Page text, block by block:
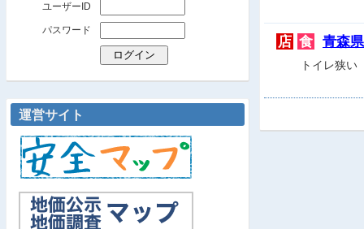
店 食 青森県
トイレ狭い
ユーザーID
パスワード
運営サイト